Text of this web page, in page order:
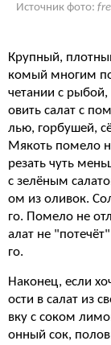
Источник фото:
Крупный,
комый многим
четании с
овить салат с
лью, горбушей,
Мякоть помело
резать чуть
с зелёным
ом из оливок.
го. Помело не
алат не
го.
Наконец, если
ости в салат из
вку с соком
онный сок,